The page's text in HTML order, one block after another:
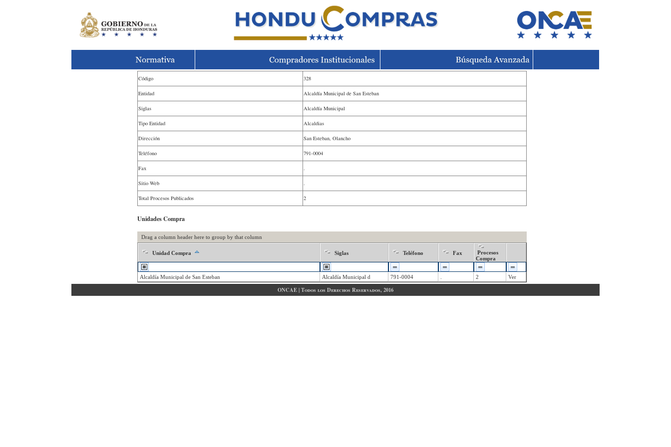
Código 328
Entidad Alcaldía Municipal de San Esteban
Siglas Alcaldía Municipal
Tipo Entidad Alcaldias
Dirección San Esteban, Olancho
Teléfono 791-0004
Fax .
Sitio Web .
Total Procesos Publicados 2
Unidades Compra
Drag a column header here to group by that column
Unidad Compra Siglas Teléfono Fax
Procesos
Compra
Alcaldía Municipal de San Esteban Alcaldía Municipal d 791-0004 2 Ver
ONCAE | Todos los Derechos Reservados, 2016